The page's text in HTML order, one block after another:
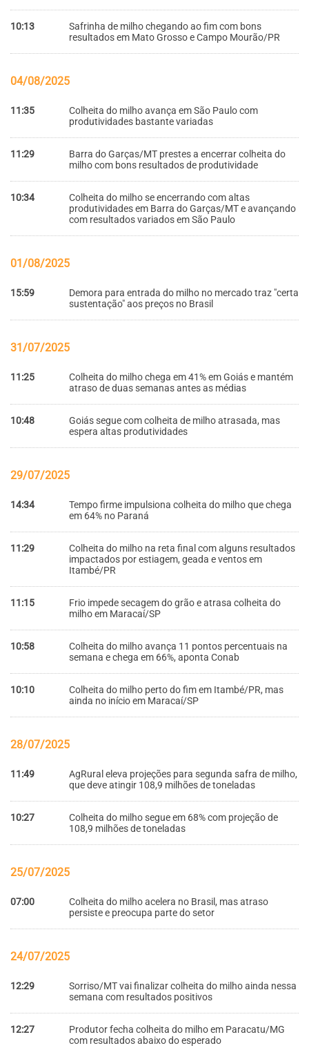
10:13
Safrinha de milho chegando ao fim com bons
resultados em Mato Grosso e Campo Mourão/PR
04/08/2025
11:35
Colheita do milho avança em São Paulo com
produtividades bastante variadas
11:29
Barra do Garças/MT prestes a encerrar colheita do
milho com bons resultados de produtividade
10:34
Colheita do milho se encerrando com altas
produtividades em Barra do Garças/MT e avançando
com resultados variados em São Paulo
01/08/2025
15:59
Demora para entrada do milho no mercado traz "certa
sustentação" aos preços no Brasil
31/07/2025
11:25
Colheita do milho chega em 41% em Goiás e mantém
atraso de duas semanas antes as médias
10:48
Goiás segue com colheita de milho atrasada, mas
espera altas produtividades
29/07/2025
14:34
Tempo firme impulsiona colheita do milho que chega
em 64% no Paraná
11:29
Colheita do milho na reta final com alguns resultados
impactados por estiagem, geada e ventos em
Itambé/PR
11:15
Frio impede secagem do grão e atrasa colheita do
milho em Maracaí/SP
10:58
Colheita do milho avança 11 pontos percentuais na
semana e chega em 66%, aponta Conab
10:10
Colheita do milho perto do fim em Itambé/PR, mas
ainda no início em Maracaí/SP
28/07/2025
11:49
AgRural eleva projeções para segunda safra de milho,
que deve atingir 108,9 milhões de toneladas
10:27
Colheita do milho segue em 68% com projeção de
108,9 milhões de toneladas
25/07/2025
07:00
Colheita do milho acelera no Brasil, mas atraso
persiste e preocupa parte do setor
24/07/2025
12:29
Sorriso/MT vai finalizar colheita do milho ainda nessa
semana com resultados positivos
12:27
Produtor fecha colheita do milho em Paracatu/MG
com resultados abaixo do esperado